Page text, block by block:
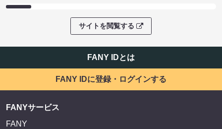
サイトを閲覧する
FANY IDとは
FANY IDに登録・ログインする
FANYサービス
FANY